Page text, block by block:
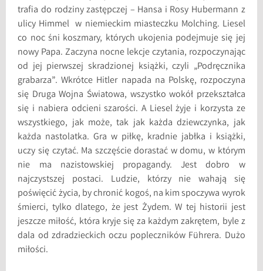
trafia do rodziny zastępczej – Hansa i Rosy Hubermann z
ulicy Himmel w niemieckim miasteczku Molching. Liesel
co noc śni koszmary, których ukojenia podejmuje się jej
nowy Papa. Zaczyna nocne lekcje czytania, rozpoczynając
od jej pierwszej skradzionej książki, czyli „Podręcznika
grabarza”. Wkrótce Hitler napada na Polskę, rozpoczyna
się Druga Wojna Światowa, wszystko wokół przekształca
się i nabiera odcieni szarości. A Liesel żyje i korzysta ze
wszystkiego, jak może, tak jak każda dziewczynka, jak
każda nastolatka. Gra w piłkę, kradnie jabłka i książki,
uczy się czytać. Ma szczęście dorastać w domu, w którym
nie ma nazistowskiej propagandy. Jest dobro w
najczystszej postaci. Ludzie, którzy nie wahają się
poświęcić życia, by chronić kogoś, na kim spoczywa wyrok
śmierci, tylko dlatego, że jest Żydem. W tej historii jest
jeszcze miłość, która kryje się za każdym zakrętem, byle z
dala od zdradzieckich oczu popleczników Führera. Dużo
miłości.